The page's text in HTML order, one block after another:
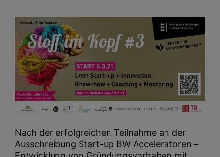
Nach der erfolgreichen Teilnahme an der
Ausschreibung Start-up BW Acceleratoren –